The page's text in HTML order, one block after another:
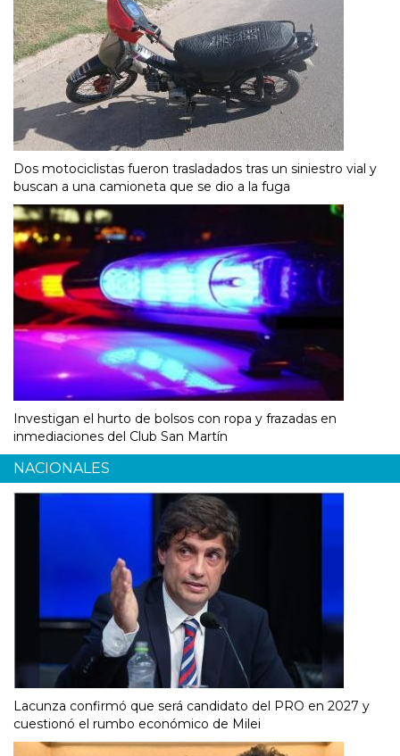
Dos motociclistas fueron trasladados tras un siniestro vial y
buscan a una camioneta que se dio a la fuga
Investigan el hurto de bolsos con ropa y frazadas en
inmediaciones del Club San Martín
NACIONALES
Lacunza confirmó que será candidato del PRO en 2027 y
cuestionó el rumbo económico de Milei